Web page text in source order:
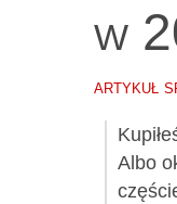
w
artykuł
Albo